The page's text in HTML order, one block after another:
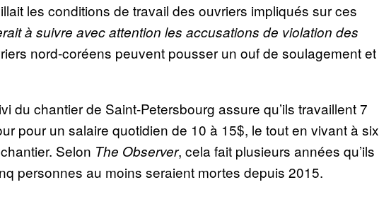
les conditions de travail des ouvriers impliqués sur ces
à suivre avec attention les accusations de violation des
nord-coréens peuvent pousser un ouf de soulagement et
du chantier de Saint-Petersbourg assure qu’ils travaillent 7
pour un salaire quotidien de 10 à 15$, le tout en vivant à six
Selon The Observer, cela fait plusieurs années qu’ils
personnes au moins seraient mortes depuis 2015.